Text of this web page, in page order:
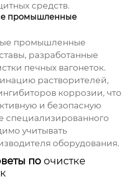
средств.
промышленные
промышленные
разработанные
печных вагонеток.
растворителей,
коррозии, что
и безопасную
специализированного
учитывать
оборудования.
по очистке